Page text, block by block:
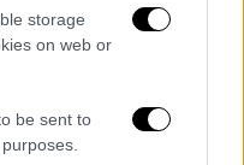
storage
on web or
be sent to